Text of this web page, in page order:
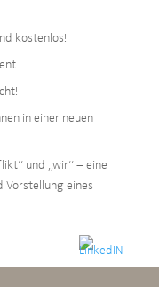
kostenlos!
in einer neuen
und „wir“ – eine
Vorstellung eines